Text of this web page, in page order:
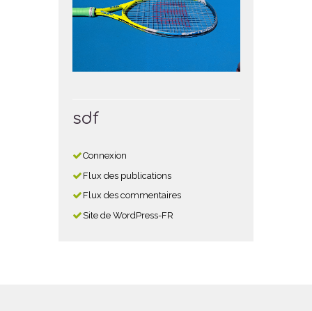
sdf
Connexion
Flux des publications
Flux des commentaires
Site de WordPress-FR